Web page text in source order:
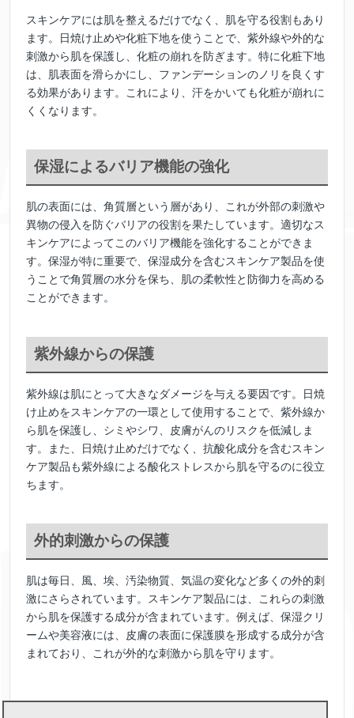
スキンケアには肌を整えるだけでなく、肌を守る役割もあり
ます。日焼け止めや化粧下地を使うことで、紫外線や外的な
刺激から肌を保護し、化粧の崩れを防ぎます。特に化粧下地
は、肌表面を滑らかにし、ファンデーションのノリを良くす
る効果があります。これにより、汗をかいても化粧が崩れに
くくなります。
保湿によるバリア機能の強化
肌の表面には、角質層という層があり、これが外部の刺激や
異物の侵入を防ぐバリアの役割を果たしています。適切なス
キンケアによってこのバリア機能を強化することができま
す。保湿が特に重要で、保湿成分を含むスキンケア製品を使
うことで角質層の水分を保ち、肌の柔軟性と防御力を高める
ことができます。
紫外線からの保護
紫外線は肌にとって大きなダメージを与える要因です。日焼
け止めをスキンケアの一環として使用することで、紫外線か
ら肌を保護し、シミやシワ、皮膚がんのリスクを低減しま
す。また、日焼け止めだけでなく、抗酸化成分を含むスキン
ケア製品も紫外線による酸化ストレスから肌を守るのに役立
ちます。
外的刺激からの保護
肌は毎日、風、埃、汚染物質、気温の変化など多くの外的刺
激にさらされています。スキンケア製品には、これらの刺激
から肌を保護する成分が含まれています。例えば、保湿クリ
ームや美容液には、皮膚の表面に保護膜を形成する成分が含
まれており、これが外的な刺激から肌を守ります。